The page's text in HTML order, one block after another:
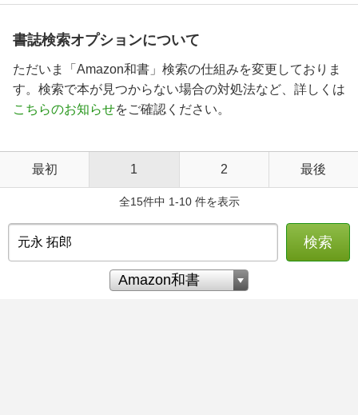
書誌検索オプションについて
ただいま「Amazon和書」検索の仕組みを変更しておりま
す。検索で本が見つからない場合の対処法など、詳しくは
こちらのお知らせをご確認ください。
最初 1 2 最後
全15件中 1-10 件を表示
検索